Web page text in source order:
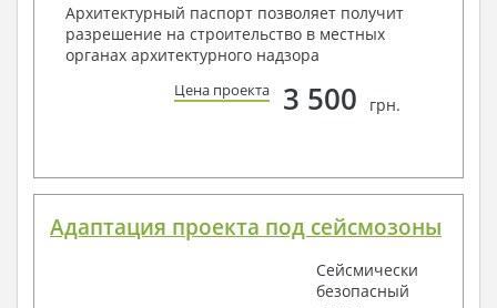
Архитектурный паспорт позволяет получит
разрешение на строительство в местных
органах архитектурного надзора
Цена проекта 3 500 грн.
Адаптация проекта под сейсмозоны
Сейсмически
безопасный